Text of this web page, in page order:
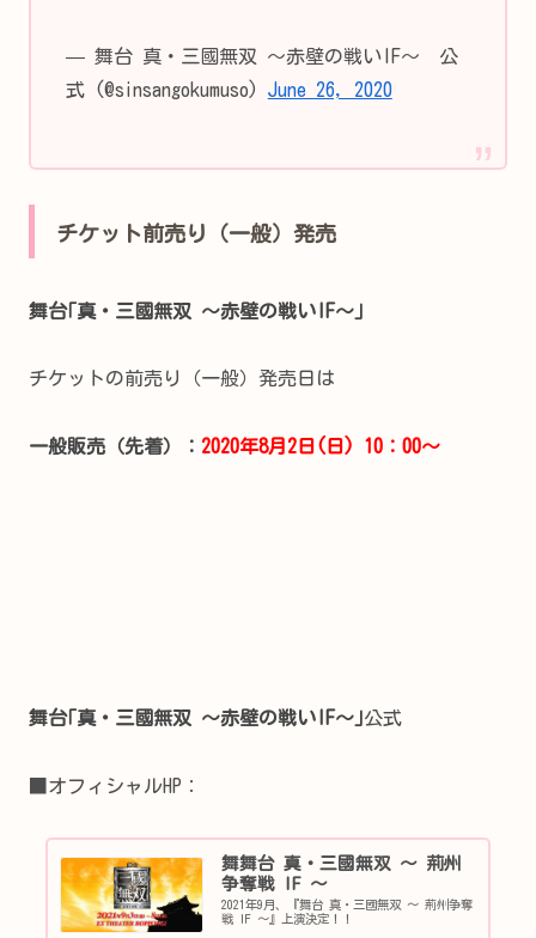
— 舞台 真・三國無双 ～赤壁の戦いIF～ 公
式 (@sinsangokumuso) June 26, 2020
チケット前売り（一般）発売
舞台｢真・三國無双 ～赤壁の戦い IF～｣
チケットの前売り（一般）発売日は
一般販売（先着）： 2020年8月2日(日) 10：00～
舞台｢真・三國無双 ～赤壁の戦いIF～｣ 公式
■オフィシャルHP：
舞舞台 真・三國無双 ～ 荊州
争奪戦 IF ～
2021年9月、『舞台 真・三國無双 ～ 荊州争奪
戦 IF ～』上演決定！！